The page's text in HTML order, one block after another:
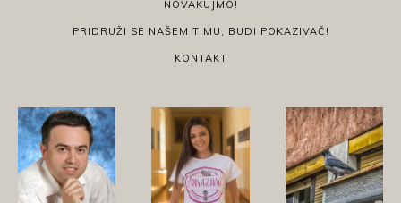
NOVAKUJMO!
PRIDRUŽI SE NAŠEM TIMU, BUDI POKAZIVAČ!
KONTAKT